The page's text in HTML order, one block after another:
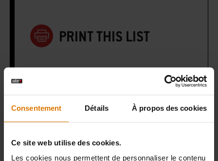
Consentement Détails À propos des cookies
Ce site web utilise des cookies.
Les cookies nous permettent de personnaliser le contenu
PRINT THIS LIST
Préparons-nous
Accessoires